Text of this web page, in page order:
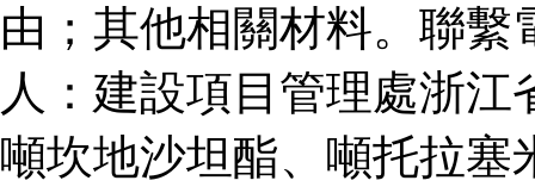
由；其他相關材料。聯
人：建設項目管理處浙
噸坎地沙坦酯、噸托拉塞